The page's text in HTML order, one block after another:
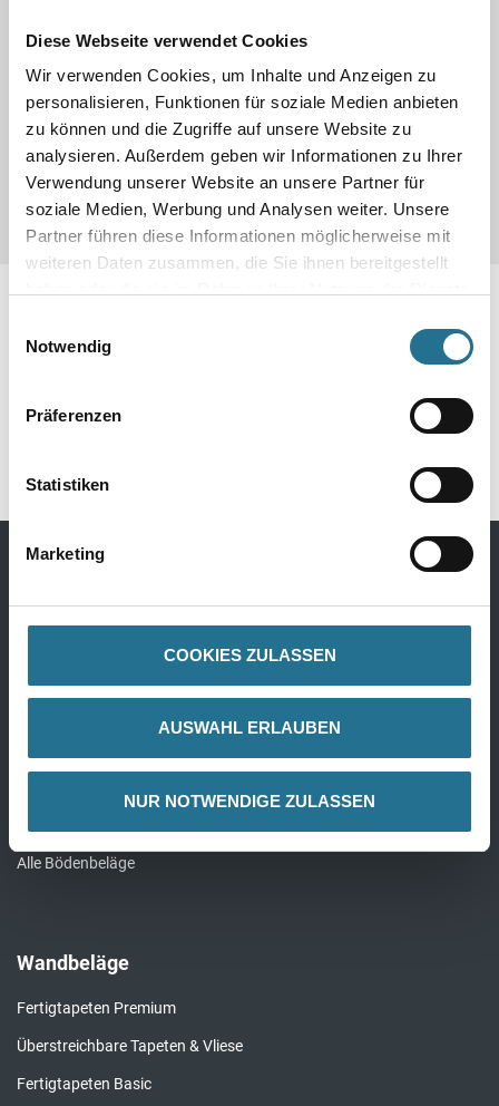
Diese Webseite verwendet Cookies
Wir verwenden Cookies, um Inhalte und Anzeigen zu
personalisieren, Funktionen für soziale Medien anbieten
zu können und die Zugriffe auf unsere Website zu
analysieren. Außerdem geben wir Informationen zu Ihrer
Verwendung unserer Website an unsere Partner für
soziale Medien, Werbung und Analysen weiter. Unsere
Partner führen diese Informationen möglicherweise mit
weiteren Daten zusammen, die Sie ihnen bereitgestellt
Notwendig
Präferenzen
Statistiken
Marketing
COOKIES ZULASSEN
AUSWAHL ERLAUBEN
NUR NOTWENDIGE ZULASSEN
- Einsatzbereich:
- Lieferform: Stück
- Abmessung: 50,0 x 0,05 m
- Inhalt: 2,5
- Gesamtstärke: 0,05 mm
- Trittschallverbesserung: - dB
- Gehschallverbeserung: - %
- Fußbodenheizung: - m² k/W
Zusatzinfos
Gefahrguthinweise
Alle Bödenbeläge
Wandbeläge
Fertigtapeten Premium
Überstreichbare Tapeten & Vliese
Fertigtapeten Basic